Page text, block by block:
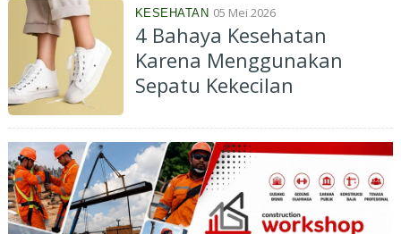
KESEHATAN 05 Mei 2026
4 Bahaya Kesehatan
Karena Menggunakan
Sepatu Kekecilan